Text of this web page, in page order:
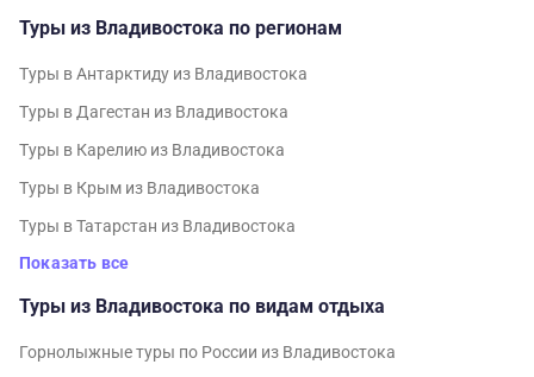
Туры из Владивостока по регионам
Туры в Антарктиду из Владивостока
Туры в Дагестан из Владивостока
Туры в Карелию из Владивостока
Туры в Крым из Владивостока
Туры в Татарстан из Владивостока
Показать все
Туры из Владивостока по видам отдыха
Горнолыжные туры по России из Владивостока